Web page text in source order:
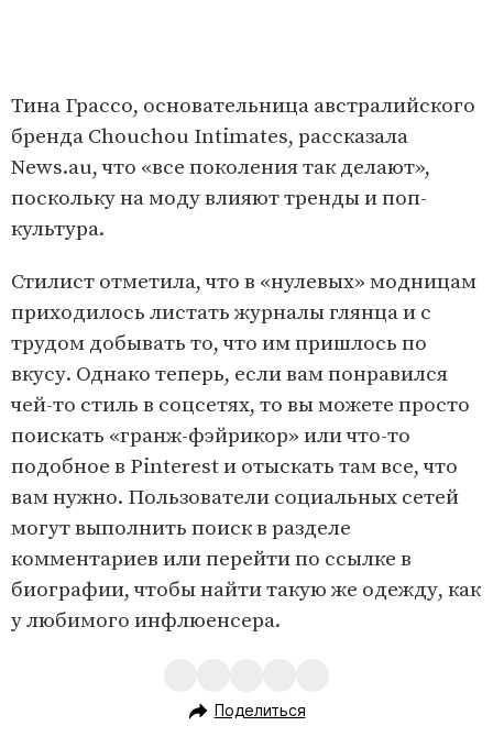
Тина Грассо, основательница австралийского
бренда Chouchou Intimates, рассказала
News.au, что «все поколения так делают»,
поскольку на моду влияют тренды и поп-
культура.
Стилист отметила, что в «нулевых» модницам
приходилось листать журналы глянца и с
трудом добывать то, что им пришлось по
вкусу. Однако теперь, если вам понравился
чей-то стиль в соцсетях, то вы можете просто
поискать «гранж-фэйрикор» или что-то
подобное в Pinterest и отыскать там все, что
вам нужно. Пользователи социальных сетей
могут выполнить поиск в разделе
комментариев или перейти по ссылке в
биографии, чтобы найти такую же одежду, как
у любимого инфлюенсера.
Поделиться